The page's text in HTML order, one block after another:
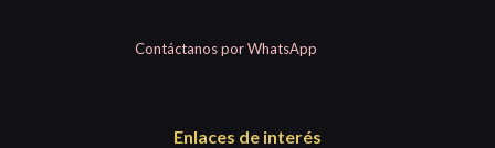
Contáctanos por WhatsApp
Enlaces de interés